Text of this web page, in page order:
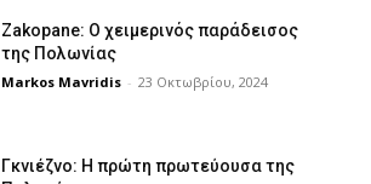
Zakopane: Ο χειμερινός παράδεισος
της Πολωνίας
Markos Mavridis - 23 Οκτωβρίου, 2024
Γκνιέζνο: Η πρώτη πρωτεύουσα της